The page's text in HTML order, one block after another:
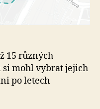
15 různých
si mohl vybrat jejich
po letech